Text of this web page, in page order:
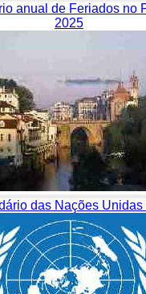
anual de Feriados no
2025
das Nações Unidas